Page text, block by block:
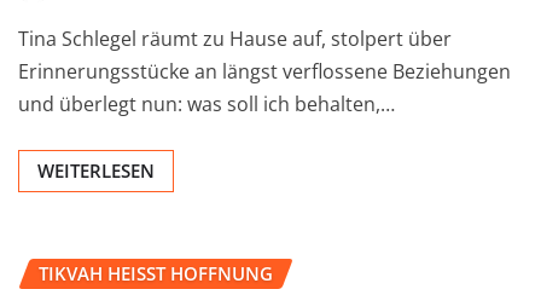
Tina Schlegel räumt zu Hause auf, stolpert über
Erinnerungsstücke an längst verflossene Beziehungen
und überlegt nun: was soll ich behalten,…
WEITERLESEN
TIKVAH HEISST HOFFNUNG